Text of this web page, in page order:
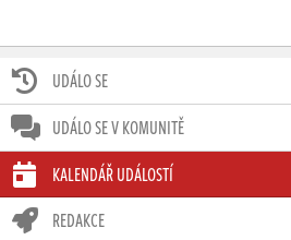
UDÁLO SE
UDÁLO SE V KOMUNITĚ
KALENDÁŘ UDÁLOSTÍ
REDAKCE